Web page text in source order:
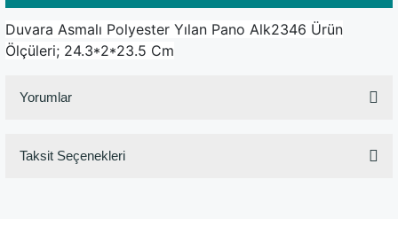
Duvara Asmalı Polyester Yılan Pano Alk2346 Ürün
Ölçüleri; 24.3*2*23.5 Cm
Yorumlar
Taksit Seçenekleri